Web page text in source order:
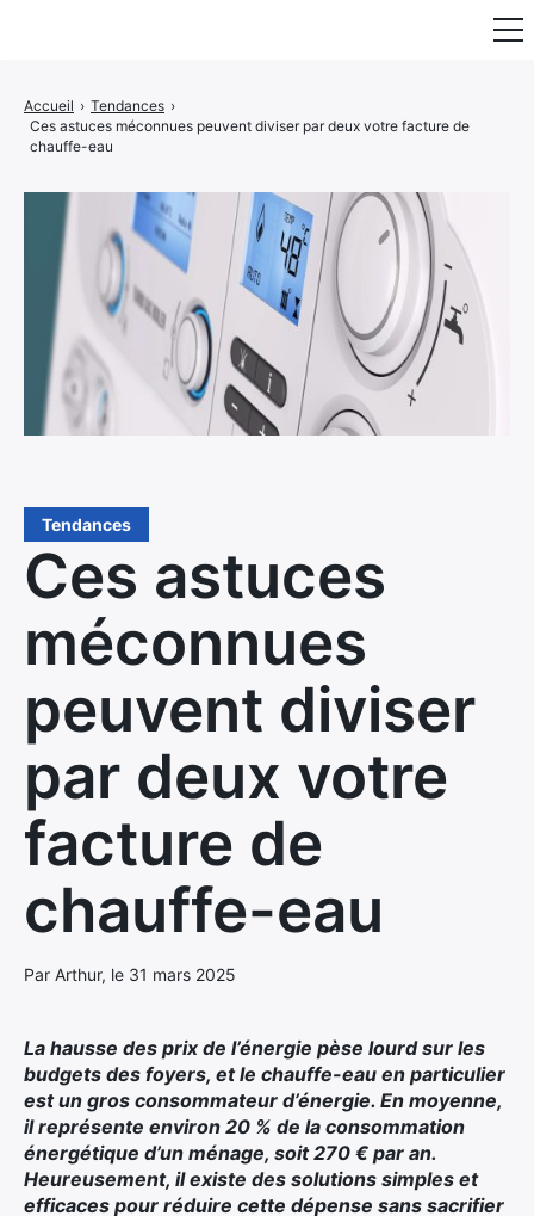
Accueil › Tendances ›
Ces astuces méconnues peuvent diviser par deux votre facture de
chauffe-eau
Tendances
Ces astuces
méconnues
peuvent diviser
par deux votre
facture de
chauffe-eau
Par Arthur, le 31 mars 2025
La hausse des prix de l’énergie pèse lourd sur les
budgets des foyers, et le chauffe-eau en particulier
est un gros consommateur d’énergie. En moyenne,
il représente environ 20 % de la consommation
énergétique d’un ménage, soit 270 € par an.
Heureusement, il existe des solutions simples et
efficaces pour réduire cette dépense sans sacrifier
Mobilier & Rangement
Luminaire
Maison
Art & Décoration
Portraits